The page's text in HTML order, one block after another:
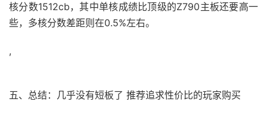
核分数1512cb，其中单核成绩比顶级的Z790主板还要高一
些，多核分数差距则在0.5%左右。
,
五、总结：几乎没有短板了 推荐追求性价比的玩家购买